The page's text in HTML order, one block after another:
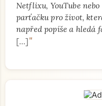
Netflixu, YouTube
parťačku pro život,
napřed popíše a hledá
[…]"